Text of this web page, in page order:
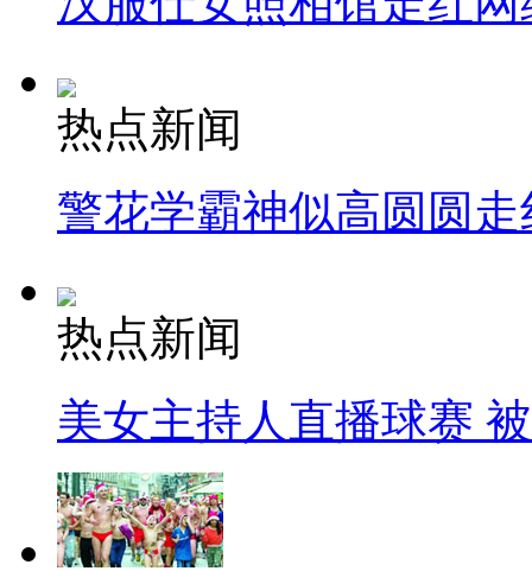
热点新闻
警花学霸神似高圆圆走
热点新闻
美女主持人直播球赛